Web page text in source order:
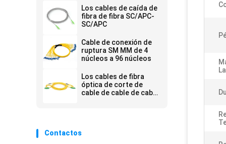
Los cables de caída de
fibra de fibra SC/APC-
SC/APC
Cable de conexión de
ruptura SM MM de 4
núcleos a 96 núcleos
Los cables de fibra
óptica de corte de
cable de cable de cable
cable de cable de cable
Contactos